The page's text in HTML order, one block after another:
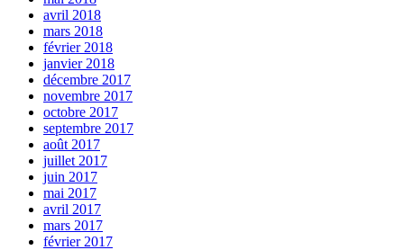
avril 2018
mars 2018
février 2018
janvier 2018
décembre 2017
novembre 2017
octobre 2017
septembre 2017
août 2017
juillet 2017
juin 2017
mai 2017
avril 2017
mars 2017
février 2017